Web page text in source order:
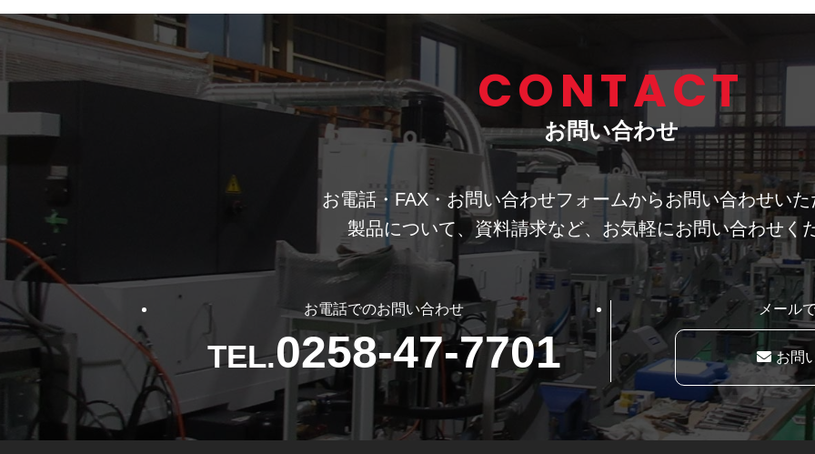
CONTACT
お問い合わせ
お電話・FAX・お問い合わせフォームから お問い合わせい
製品について、資料請求など、 お気軽にお問い合わせく
お電話でのお問い合わせ
TEL.0258-47-7701
メール
お問